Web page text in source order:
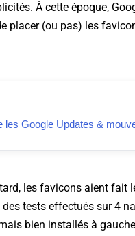
À cette époque,
placer (ou pas) les
Google Updates &
les favicons aient fait
tests effectués sur 4
bien installés à